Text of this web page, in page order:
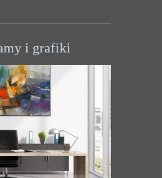
i grafiki